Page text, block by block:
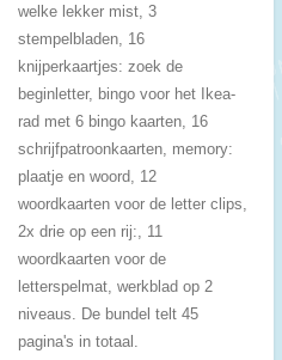
welke lekker mist, 3
stempelbladen, 16
knijperkaartjes: zoek de
beginletter, bingo voor het Ikea-
rad met 6 bingo kaarten, 16
schrijfpatroonkaarten, memory:
plaatje en woord, 12
woordkaarten voor de letter clips,
2x drie op een rij:, 11
woordkaarten voor de
letterspelmat, werkblad op 2
niveaus. De bundel telt 45
pagina's in totaal.